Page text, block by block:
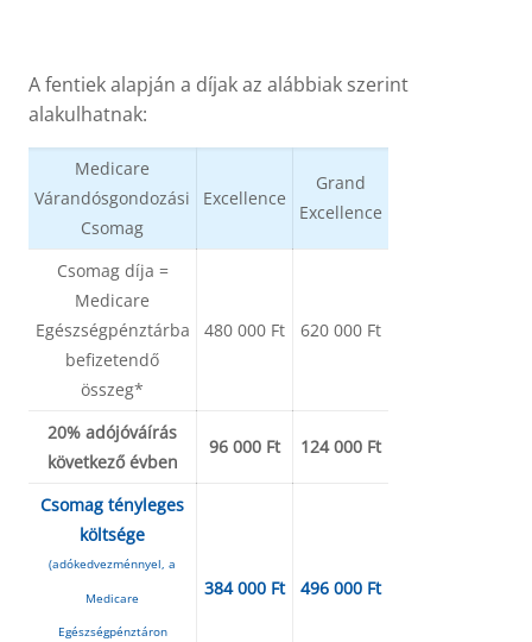
A fentiek alapján a díjak az alábbiak szerint
alakulhatnak:
Medicare
Várandósgondozási
Csomag
Excellence
Grand
Excellence
Csomag díja =
Medicare
Egészségpénztárba
befizetendő
összeg*
480 000 Ft 620 000 Ft
20% adójóváírás
következő évben
96 000 Ft 124 000 Ft
Csomag tényleges
költsége
(adókedvezménnyel, a
Medicare
Egészségpénztáron
384 000 Ft 496 000 Ft